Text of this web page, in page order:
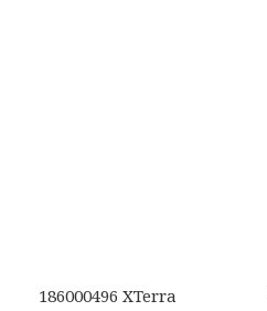
186000496 XTerra